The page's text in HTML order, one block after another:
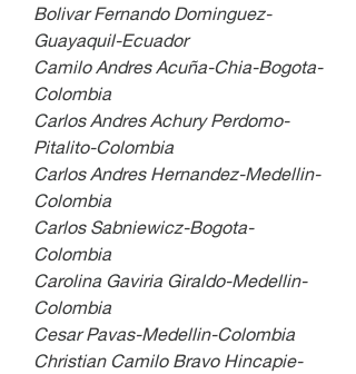
Bolivar Fernando Dominguez-
Guayaquil-Ecuador
Camilo Andres Acuña-Chia-Bogota-
Colombia
Carlos Andres Achury Perdomo-
Pitalito-Colombia
Carlos Andres Hernandez-Medellin-
Colombia
Carlos Sabniewicz-Bogota-
Colombia
Carolina Gaviria Giraldo-Medellin-
Colombia
Cesar Pavas-Medellin-Colombia
Christian Camilo Bravo Hincapie-